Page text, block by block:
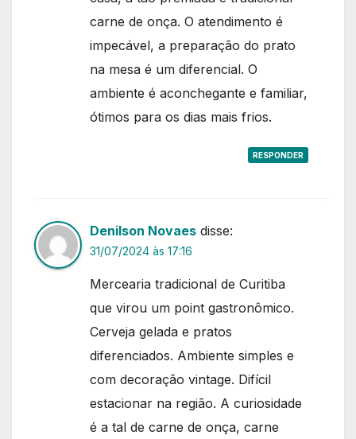
carne de onça. O atendimento é
impecável, a preparação do prato
na mesa é um diferencial. O
ambiente é aconchegante e familiar,
ótimos para os dias mais frios.
RESPONDER
Denilson Novaes disse:
31/07/2024 às 17:16
Mercearia tradicional de Curitiba
que virou um point gastronômico.
Cerveja gelada e pratos
diferenciados. Ambiente simples e
com decoração vintage. Difícil
estacionar na região. A curiosidade
é a tal de carne de onça, carne